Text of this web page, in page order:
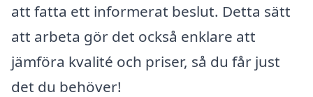
att fatta ett informerat beslut. Detta sätt
att arbeta gör det också enklare att
jämföra kvalité och priser, så du får just
det du behöver!